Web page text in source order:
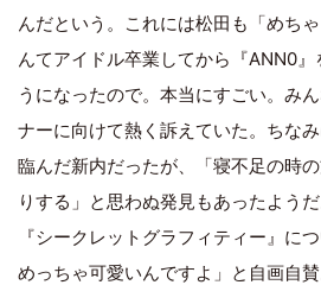
んだという。これには松田も「めち
んてアイドル卒業してから『ANN0
うになったので。本当にすごい。み
ナーに向けて熱く訴えていた。ちな
臨んだ新内だったが、「寝不足の時
りする」と思わぬ発見もあったよう
『シークレットグラフィティー』に
めっちゃ可愛いんですよ」と自画自